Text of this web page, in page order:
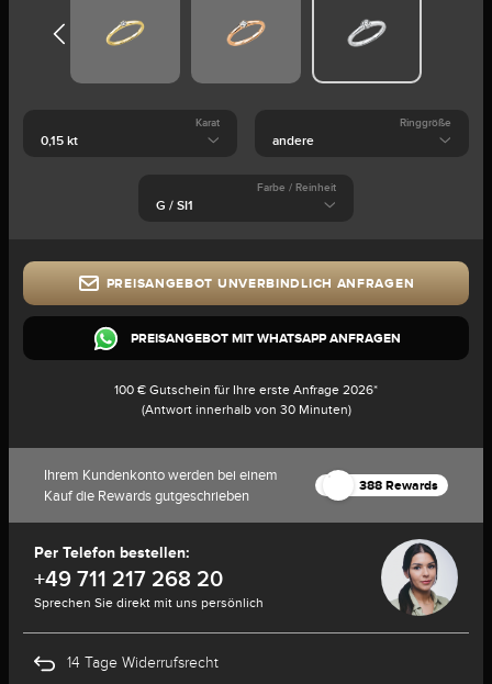
Karat Ringgröße
Farbe / Reinheit
PREISANGEBOT UNVERBINDLICH ANFRAGEN
PREISANGEBOT MIT WHATSAPP ANFRAGEN
100 € Gutschein für Ihre erste Anfrage 2026*
(Antwort innerhalb von 30 Minuten)
Ihrem Kundenkonto werden bei einem
Kauf die Rewards gutgeschrieben
388 Rewards
Per Telefon bestellen:
+49 711 217 268 20
Sprechen Sie direkt mit uns persönlich
14 Tage Widerrufsrecht